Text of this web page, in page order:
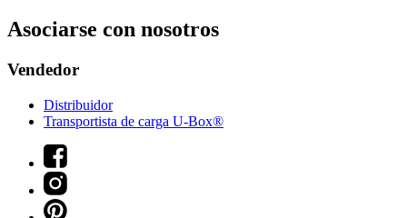
Asociarse con nosotros
Vendedor
Distribuidor
Transportista de carga U-Box®